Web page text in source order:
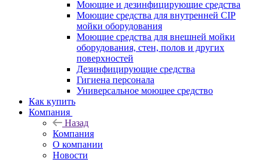
Моющие и дезинфицирующие средства
Моющие средства для внутренней CIP
мойки оборудования
Моющие средства для внешней мойки
оборудования, стен, полов и других
поверхностей
Дезинфицирующие средства
Гигиена персонала
Универсальное моющее средство
Как купить
Компания
Назад
Компания
О компании
Новости